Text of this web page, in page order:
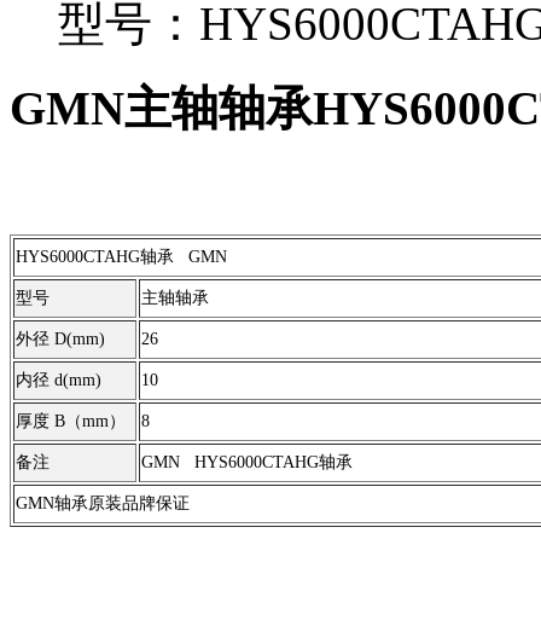
型号：
GMN主轴轴承
HYS6000CTAHG轴承 GMN
型号 主轴轴承
外径 D(mm) 26
内径 d(mm) 10
厚度 B（mm） 8
备注 GMN HYS6000CTAHG轴承
GMN轴承原装品牌保证